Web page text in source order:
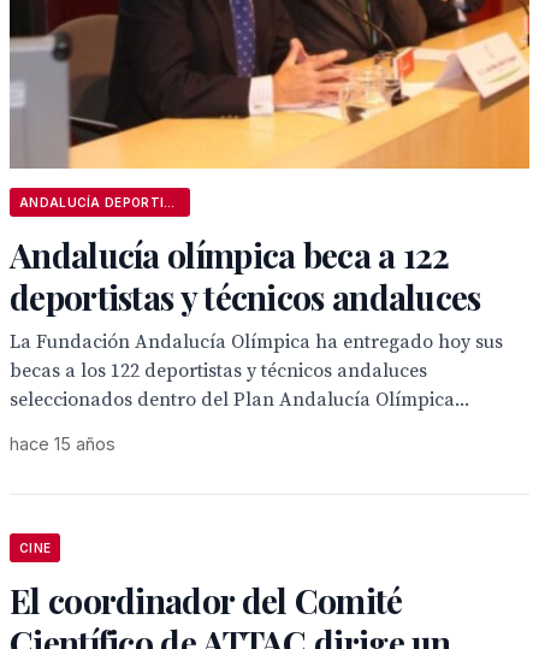
Andalucía olímpica beca a 122
deportistas y técnicos andaluces
La Fundación Andalucía Olímpica ha entregado hoy sus
becas a los 122 deportistas y técnicos andaluces
seleccionados dentro del Plan Andalucía Olímpica...
hace 15 años
CINE
El coordinador del Comité